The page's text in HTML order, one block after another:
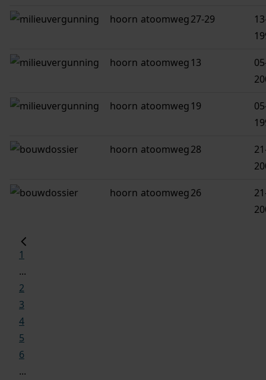
hoorn atoomweg27-29
hoorn atoomweg 13
hoorn atoomweg 19
hoorn atoomweg28
hoorn atoomweg26
1
...
2
3
4
5
6
...